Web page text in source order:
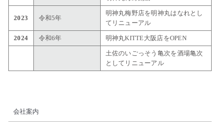
2023 令和5年
明神丸梅野店を明神丸はなれとし
てリニューアル
2024 令和6年 明神丸KITTE大阪店をOPEN
土佐のいごっそう亀次を酒場亀次
としてリニューアル
会社案内